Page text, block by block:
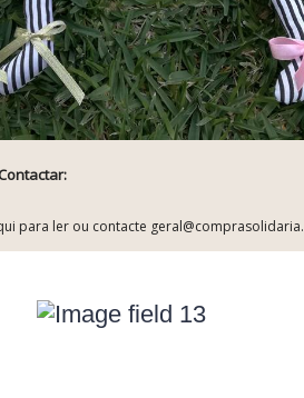
para ler ou contacte